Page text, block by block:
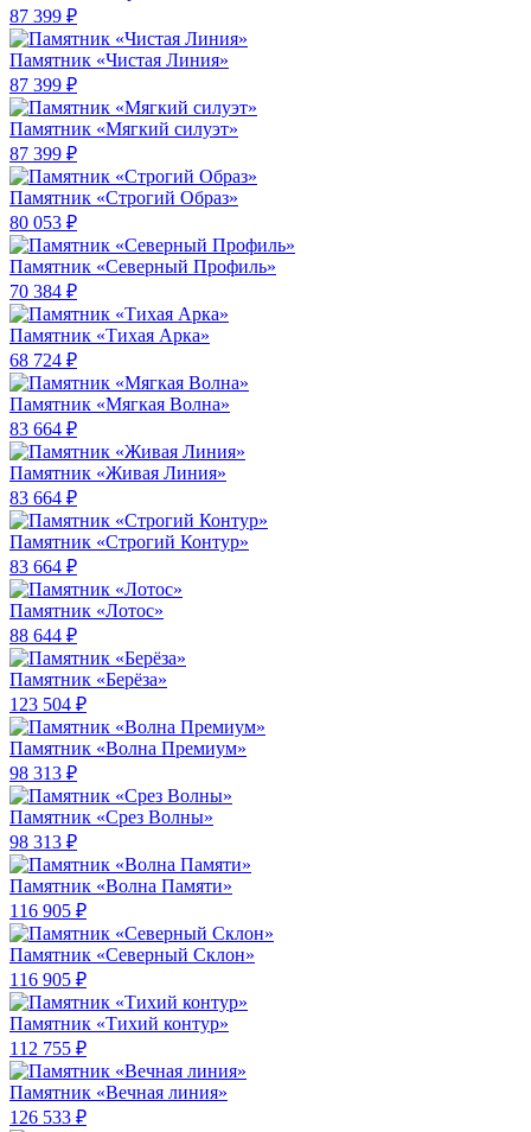
87 399 ₽
Памятник «Чистая Линия»
87 399 ₽
Памятник «Мягкий силуэт»
87 399 ₽
Памятник «Строгий Образ»
80 053 ₽
Памятник «Северный Профиль»
70 384 ₽
Памятник «Тихая Арка»
68 724 ₽
Памятник «Мягкая Волна»
83 664 ₽
Памятник «Живая Линия»
83 664 ₽
Памятник «Строгий Контур»
83 664 ₽
Памятник «Лотос»
88 644 ₽
Памятник «Берёза»
123 504 ₽
Памятник «Волна Премиум»
98 313 ₽
Памятник «Срез Волны»
98 313 ₽
Памятник «Волна Памяти»
116 905 ₽
Памятник «Северный Склон»
116 905 ₽
Памятник «Тихий контур»
112 755 ₽
Памятник «Вечная линия»
126 533 ₽